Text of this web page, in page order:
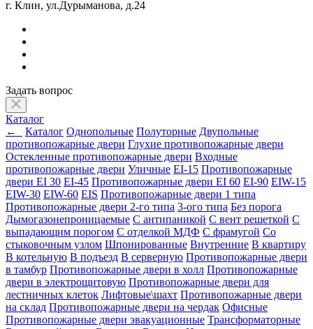
г. Клин, ул.Дурыманова, д.24
Задать вопрос
Каталог
←
Каталог Однопольные Полуторные Двупольные
противопожарные двери Глухие противопожарные двери
Остекленные противопожарные двери Входные
противопожарные двери Уличные EI-15 Противопожарные
двери EI 30 EI-45 Противопожарные двери EI 60 EI-90 EIW-15
EIW-30 EIW-60 EIS Противопожарные двери 1 типа
Противопожарные двери 2-го типа 3-ого типа Без порога
Дымогазонепроницаемые С антипаникой С вент решеткой С
выпадающим порогом С отделкой МДФ С фрамугой Со
стыковочным узлом Шпонированные Внутренние В квартиру
В котельную В подъезд В серверную Противопожарные двери
в тамбур Противопожарные двери в холл Противопожарные
двери в электрощитовую Противопожарные двери для
лестничных клеток Лифтовые\шахт Противопожарные двери
на склад Противопожарные двери на чердак Офисные
Противопожарные двери эвакуационные Трансформаторные